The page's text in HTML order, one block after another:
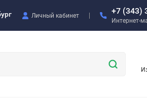
Личный кабинет +7 (343)
Интернет-